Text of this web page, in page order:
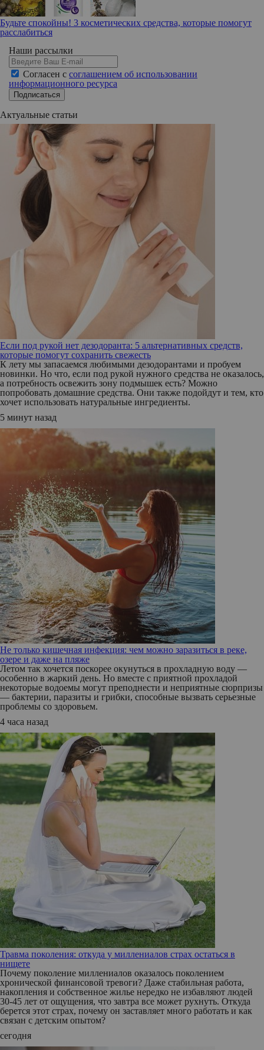
Будьте спокойны! 3 косметических средства, которые помогут
расслабиться
Наши рассылки
Согласен с соглашением об использовании
информационного ресурса
Подписаться
Актуальные статьи
Если под рукой нет дезодоранта: 5 альтернативных средств,
которые помогут сохранить свежесть
К лету мы запасаемся любимыми дезодорантами и пробуем
новинки. Но что, если под рукой нужного средства не оказалось,
а потребность освежить зону подмышек есть? Можно
попробовать домашние средства. Они также подойдут и тем, кто
хочет использовать натуральные ингредиенты.
5 минут назад
Не только кишечная инфекция: чем можно заразиться в реке,
озере и даже на пляже
Летом так хочется поскорее окунуться в прохладную воду —
особенно в жаркий день. Но вместе с приятной прохладой
некоторые водоемы могут преподнести и неприятные сюрпризы
— бактерии, паразиты и грибки, способные вызвать серьезные
проблемы со здоровьем.
4 часа назад
Травма поколения: откуда у миллениалов страх остаться в
нищете
Почему поколение миллениалов оказалось поколением
хронической финансовой тревоги? Даже стабильная работа,
накопления и собственное жилье нередко не избавляют людей
30-45 лет от ощущения, что завтра все может рухнуть. Откуда
берется этот страх, почему он заставляет много работать и как
связан с детским опытом?
сегодня